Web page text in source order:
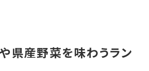
県産野菜を味わうラン